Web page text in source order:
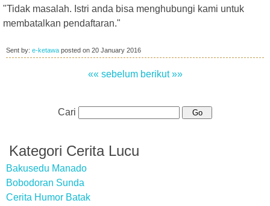
"Tidak masalah. Istri anda bisa menghubungi kami untuk
membatalkan pendaftaran."
Sent by: e-ketawa posted on 20 January 2016
«« sebelum berikut »»
Cari
Kategori Cerita Lucu
Bakusedu Manado
Bobodoran Sunda
Cerita Humor Batak